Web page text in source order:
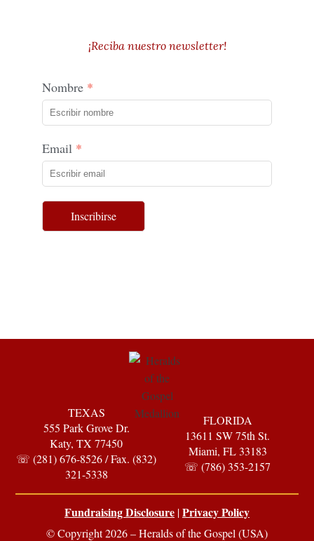
¡Reciba nuestro newsletter!
Nombre
Email
Inscribirse
TEXAS
555 Park Grove Dr.
Katy, TX 77450
☏ (281) 676-8526 / Fax. (832)
321-5338
FLORIDA
13611 SW 75th St.
Miami, FL 33183
☏ (786) 353-2157
Fundraising Disclosure |Privacy Policy
© Copyright 2026 – Heralds of the Gospel (USA)